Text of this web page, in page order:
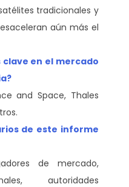
tradicionales y
aún más el
clave en el mercado
and Space, Thales
de este informe
de mercado,
autoridades